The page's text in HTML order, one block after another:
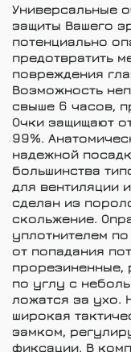
Универсальные
защиты Вашего
потенциально
предотвратить
повреждения
Возможность
свыше 6 часов,
Очки защищают
99%.
надежной
большинства
для вентиляции
сделан из
скольжение.
уплотнителем
от попадания
прорезиненные,
по углу с
ложатся за ухо.
широкая
замком,
фиксации. В